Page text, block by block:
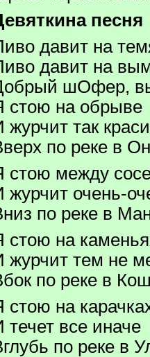
песня
давит на
давит на
шОфер,
стою на обрыве
журчит так
по реке в
стою между
журчит очень-
по реке в
стою на
журчит тем не
по реке в
стою на
течет все иначе
по реке в